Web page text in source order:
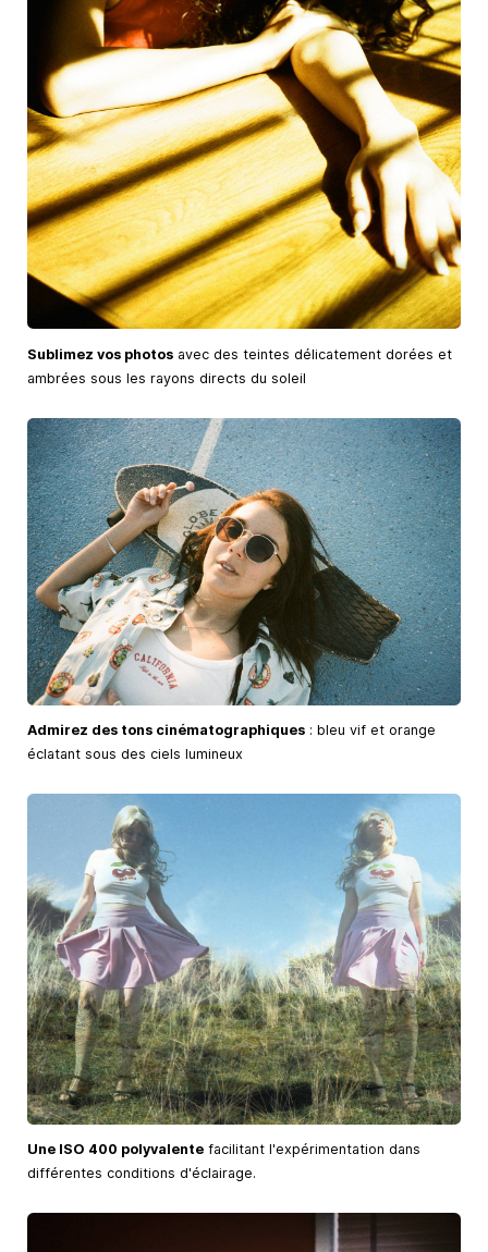
Sublimez vos photos avec des teintes délicatement dorées et
ambrées sous les rayons directs du soleil
Admirez des tons cinématographiques : bleu vif et orange
éclatant sous des ciels lumineux
Une ISO 400 polyvalente facilitant l'expérimentation dans
différentes conditions d'éclairage.